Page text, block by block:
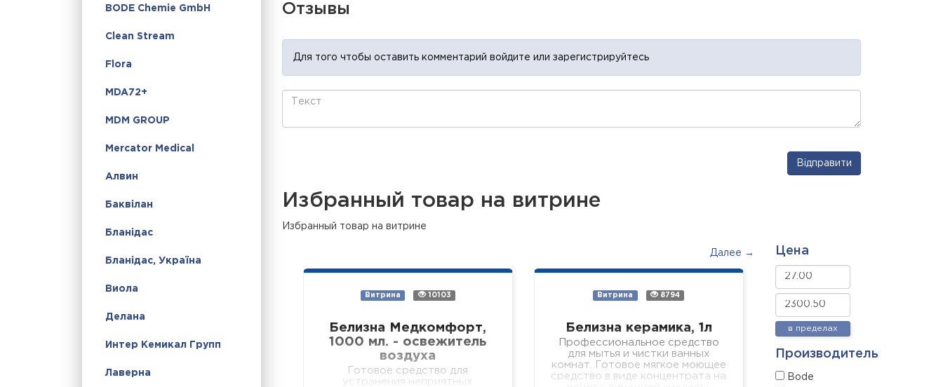
BODE Chemie GmbH
Clean Stream
Flora
MDA72+
MDM GROUP
Mercator Medical
Алвин
Баквілан
Бланідас
Бланідас, Україна
Виола
Делана
Интер Кемикал Групп
Лаверна
Отзывы
Для того чтобы оставить комментарий войдите или зарегистрируйтесь
Відправити
Избранный товар на витрине
Избранный товар на витрине
Далее →
Витрина 10103
Белизна Медкомфорт,
1000 мл. - освежитель
воздуха
Готовое средство для
устранения неприятных
Витрина 8794
Белизна керамика, 1л
Профессиональное средство
для мытья и чистки ванных
комнат. Готовое мягкое моющее
средство в виде концентрата на
Цена
в пределах
Производитель
Bode